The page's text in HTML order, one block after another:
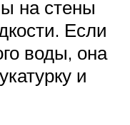
на стены
Если
воды, она
и